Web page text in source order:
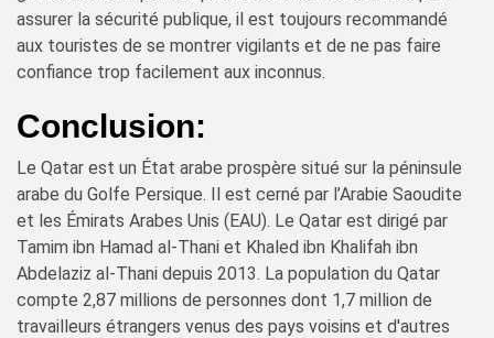
assurer la sécurité publique, il est toujours recommandé
aux touristes de se montrer vigilants et de ne pas faire
confiance trop facilement aux inconnus.
Conclusion:
Le Qatar est un État arabe prospère situé sur la péninsule
arabe du Golfe Persique. Il est cerné par l’Arabie Saoudite
et les Émirats Arabes Unis (EAU). Le Qatar est dirigé par
Tamim ibn Hamad al-Thani et Khaled ibn Khalifah ibn
Abdelaziz al-Thani depuis 2013. La population du Qatar
compte 2,87 millions de personnes dont 1,7 million de
travailleurs étrangers venus des pays voisins et d'autres